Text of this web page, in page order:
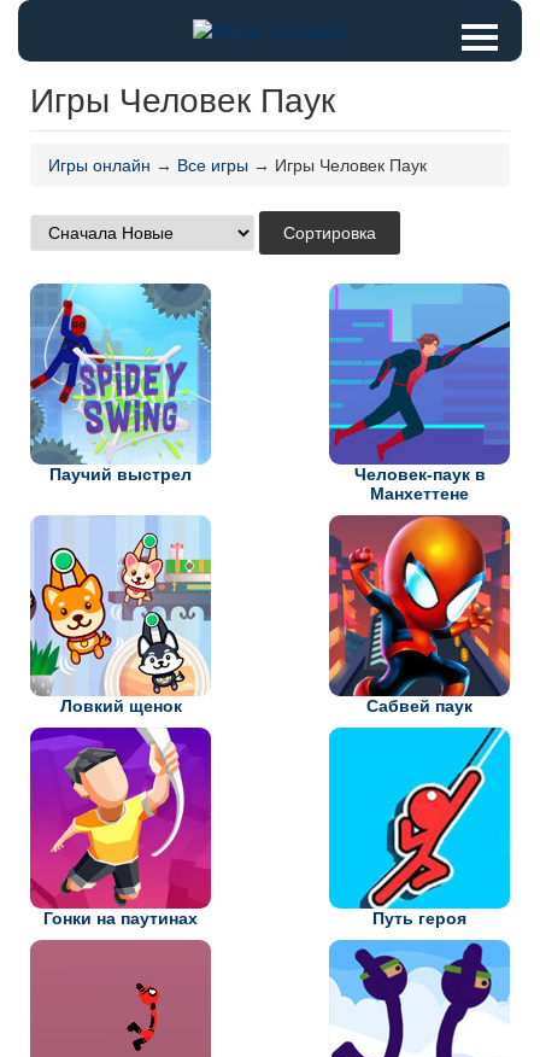
Игры Человек Паук
Игры онлайн → Все игры → Игры Человек Паук
Паучий выстрел
Человек-паук в
Манхеттене
Ловкий щенок Сабвей паук
Гонки на паутинах Путь героя